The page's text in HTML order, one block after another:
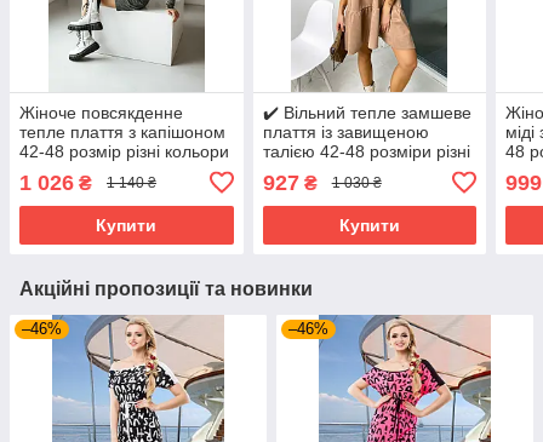
Жіноче повсякденне
тепле плаття з капішоном
42-48 розмір різні кольори
1 026 ₴ 1 140 ₴
Купити
✔️ Вільний тепле замшеве
плаття із завищеною
талією 42-48 розміри різні
927₴ 1 030 ₴
Купити
48
999
Акційні пропозиції та новинки
–46% –46%